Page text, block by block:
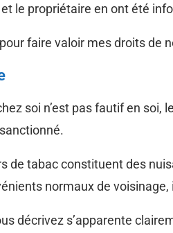
le propriétaire en ont été
faire valoir mes droits de
soi n’est pas fautif en
de tabac constituent des
normaux de voisinage,
décrivez s’apparente